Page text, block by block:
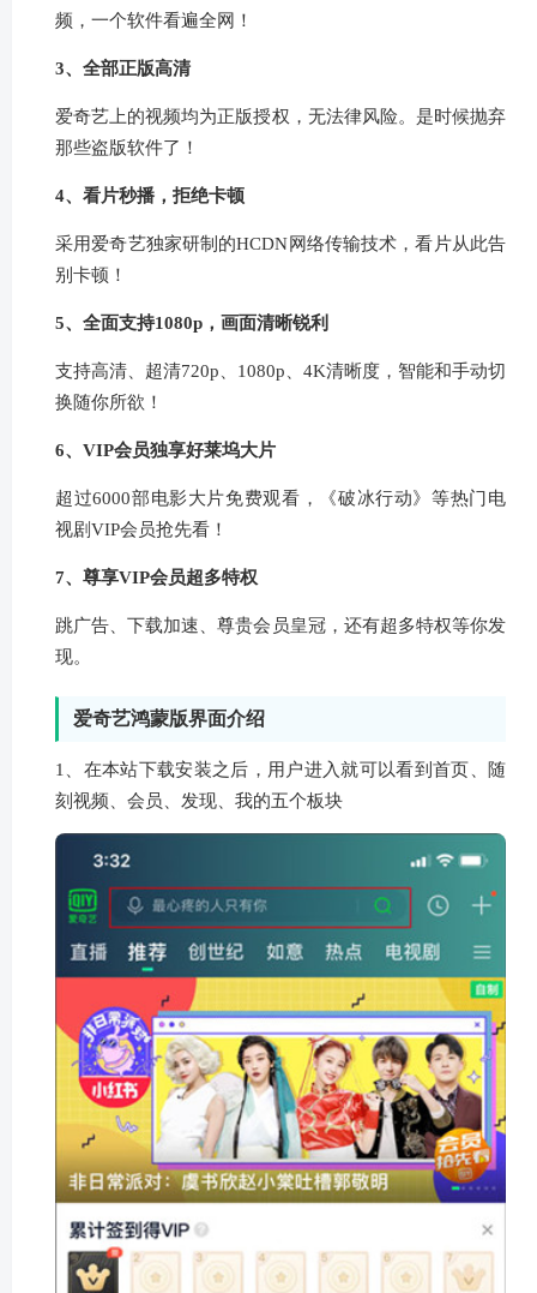
频，一个软件看遍全网！
3、全部正版高清
爱奇艺上的视频均为正版授权，无法律风险。是时候抛弃
那些盗版软件了！
4、看片秒播，拒绝卡顿
采用爱奇艺独家研制的HCDN网络传输技术，看片从此告
别卡顿！
5、全面支持1080p，画面清晰锐利
支持高清、超清720p、1080p、4K清晰度，智能和手动切
换随你所欲！
6、VIP会员独享好莱坞大片
超过6000部电影大片免费观看，《破冰行动》等热门电
视剧VIP会员抢先看！
7、尊享VIP会员超多特权
跳广告、下载加速、尊贵会员皇冠，还有超多特权等你发
现。
爱奇艺鸿蒙版界面介绍
1、在本站下载安装之后，用户进入就可以看到首页、随
刻视频、会员、发现、我的五个板块